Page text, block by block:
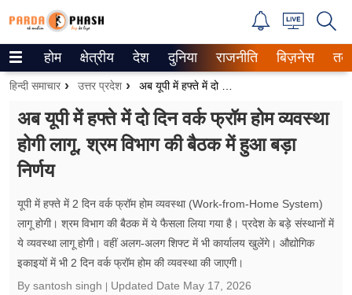
Trending on Google News
ePaper
वेब स्टोरीज
उत्तर प्रदेश
गैलरी
वीडियो
रिलेशनशिप
होम क्षेत्रीय देश दुनिया राजनीति बिज़नेस
हिन्दी समाचार उत्तर प्रदेश
अब यूपी में हफ्ते में दो दिन वर्क फ्रॉम होम व्यवस्था
होगी लागू, श्रम विभाग की बैठक में हुआ बड़ा
निर्णय
यूपी में हफ्ते में 2 दिन वर्क फ्रॉम होम व्यवस्था (Work-from-Home System)
लागू होगी। श्रम विभाग की बैठक में ये फैसला लिया गया है। प्रदेश के बड़े संस्थानों में
ये व्यवस्था लागू होगी। वहीं अलग-अलग शिफ्ट में भी कार्यालय खुलेंगे। औद्योगिक
इकाइयों में भी 2 दिन वर्क फ्रॉम होम की व्यवस्था की जाएगी।
By santosh singh
Updated Date May 17, 2026